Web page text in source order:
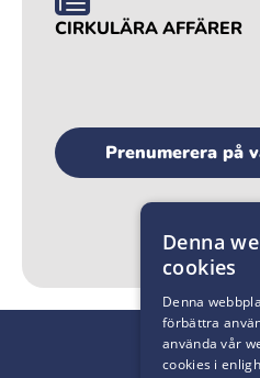
CIRKULÄRA AFFÄRER
Prenumerera på
Denna
cookies
Denna
förbättra
använda vår
cookies i